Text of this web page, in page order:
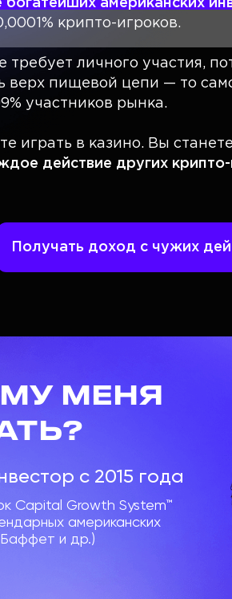
богатейших американских
крипто-игроков.
требует личного участия,
верх пищевой цепи — то
участников рынка.
играть в казино. Вы
действие других
Получать доход с чужих
МЕНЯ
Capital Growth System™
американских
и др.)
с 2015 года